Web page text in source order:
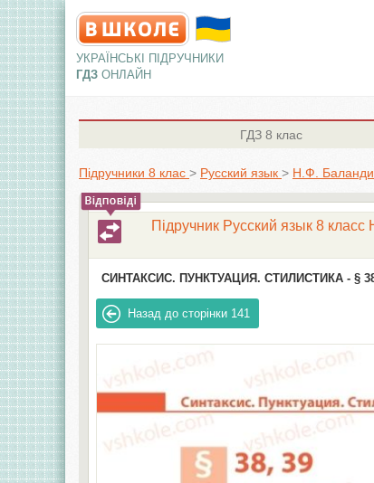
УКРАЇНСЬКІ ПІДРУЧНИКИ
ГДЗ ОНЛАЙН
ГДЗ 8 клас
Підручники 8 клас > Русский язык > Н.Ф.
Підручник Русский язык 8
СИНТАКСИС. ПУНКТУАЦИЯ. СТИЛИСТИКА - §
Назад до сторінки 141